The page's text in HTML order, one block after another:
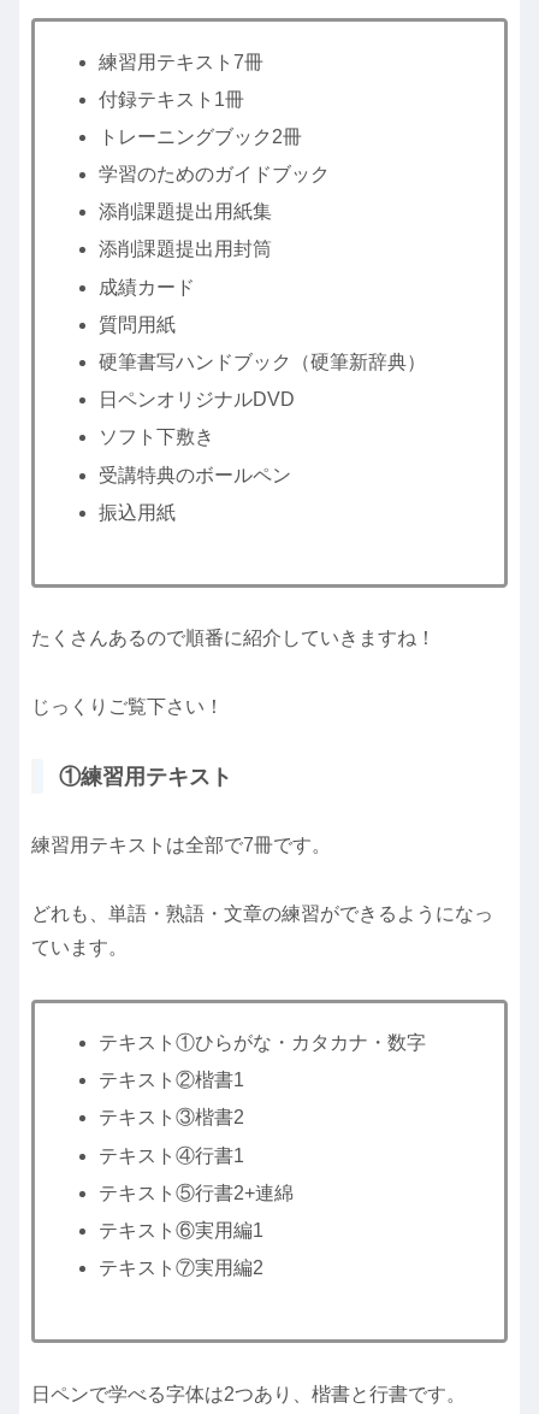
練習用テキスト7冊
付録テキスト1冊
トレーニングブック2冊
学習のためのガイドブック
添削課題提出用紙集
添削課題提出用封筒
成績カード
質問用紙
硬筆書写ハンドブック（硬筆新辞典）
日ペンオリジナルDVD
ソフト下敷き
受講特典のボールペン
振込用紙
たくさんあるので順番に紹介していきますね！
じっくりご覧下さい！
①練習用テキスト
練習用テキストは全部で7冊です。
どれも、単語・熟語・文章の練習ができるようになっ
ています。
テキスト①ひらがな・カタカナ・数字
テキスト②楷書1
テキスト③楷書2
テキスト④行書1
テキスト⑤行書2+連綿
テキスト⑥実用編1
テキスト⑦実用編2
日ペンで学べる字体は2つあり、楷書と行書です。